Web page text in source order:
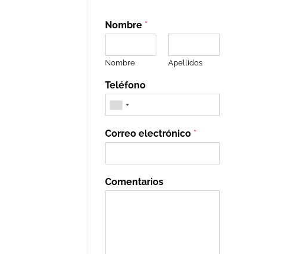
Nombre *
Nombre Apellidos
Teléfono
Correo electrónico *
Comentarios